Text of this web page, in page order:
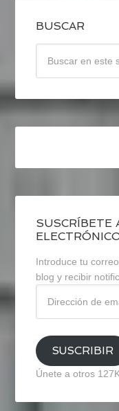
BUSCAR
SUSCRÍBETE
Introduce tu
blog y recibir
email
SUSCRIBIR
Únete a otros